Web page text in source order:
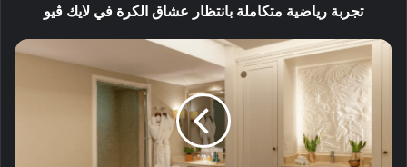
تجربة رياضية متكاملة بانتظار عشاق الكرة في لايك ڤيو